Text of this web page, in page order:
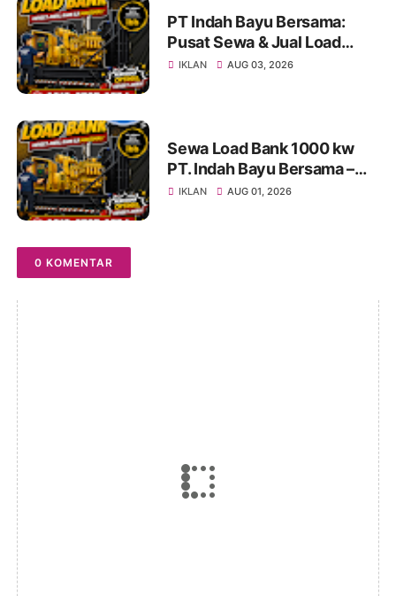
PT Indah Bayu Bersama:
Pusat Sewa & Jual Load
Bank Andal untuk Pengujian
IKLAN AUG 03, 2026
Sewa Load Bank 1000 kw
PT. Indah Bayu Bersama –
Solusi Profesional Pengujian
IKLAN AUG 01, 2026
0 KOMENTAR